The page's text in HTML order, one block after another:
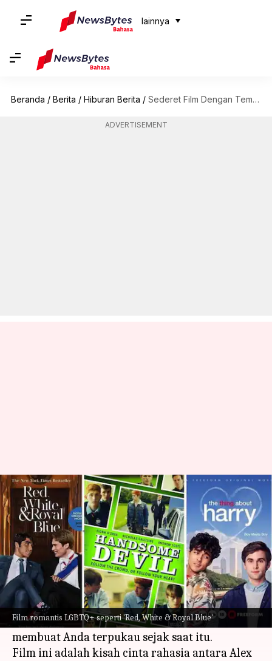
lainnya
Beranda / Berita / Hiburan Berita / Sederet Film Dengan Tema Mirip 'Red, White & Royal Blue'
ADVERTISEMENT
Film romantis LGBTQ+ seperti 'Red, White & Royal Blue'
Sederet Film Dengan Tema
Mirip 'Red, White & Royal Blue'
menulis Handoko Sep 27, 2023 11:53 am
Apa ceritanya
Amazon Prime Video memberi kita kisah cinta
segar denganRed, White & Royal Blueserta
kisah romantis yang tak terbalas yang
membuat Anda terpukau sejak saat itu.
Film ini adalah kisah cinta rahasia antara Alex